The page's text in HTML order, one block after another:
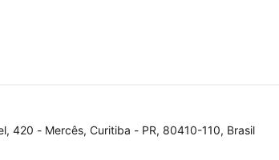
420 - Mercês, Curitiba - PR, 80410-110, Brasil